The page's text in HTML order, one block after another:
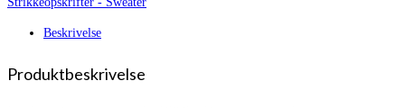
kr. 210,00.kr. 149,75.
Beskrivelse
Produktbeskrivelse